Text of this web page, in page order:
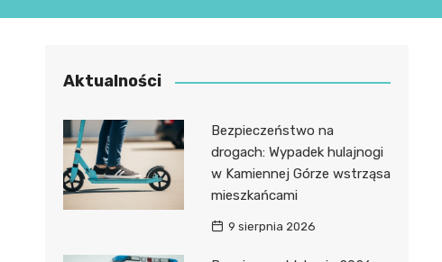
Urząd miasta
Policja
Aktualności
Bezpieczeństwo na
drogach: Wypadek hulajnogi
w Kamiennej Górze wstrząsa
mieszkańcami
9 sierpnia 2026